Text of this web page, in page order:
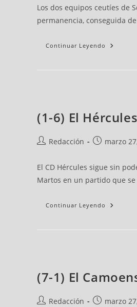
Los dos equipos ceutíes de
permanencia, conseguida
Continuar Leyendo
(1-6) El
Redacción marzo
El CD Hércules sigue sin
Martos en un partido que
Continuar Leyendo
(7-1) El
Redacción marzo